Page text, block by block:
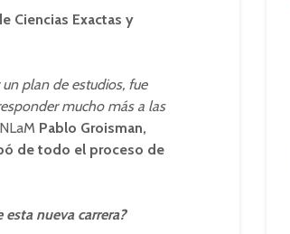
Ciencias Exactas y
plan de estudios, fue
mucho más a las
Pablo Groisman,
de todo el proceso de
nueva carrera?